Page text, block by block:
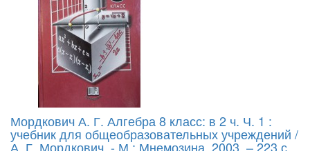
Мордкович А. Г. Алгебра 8 класс: в 2 ч. Ч. 1 :
учебник для общеобразовательных учреждений /
А. Г. Мордкович. - М.: Мнемозина, 2003. – 223 с.